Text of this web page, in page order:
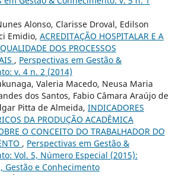
Alonso, Clarisse Droval, Edilson
Emidio, ACREDITAÇÃO HOSPITALAR E A
DOS PROCESSOS
, Perspectivas em Gestão &
v. 4 n. 2 (2014)
Valeria Macedo, Neusa Maria
dos Santos, Fabio Câmara Araújo de
Pitta de Almeida, INDICADORES
DA PRODUÇÃO ACADÊMICA
O CONCEITO DO TRABALHADOR DO
, Perspectivas em Gestão &
Vol. 5, Número Especial (2015):
Gestão e Conhecimento